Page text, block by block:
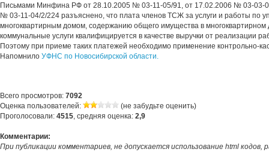
Письмами Минфина РФ от 28.10.2005 № 03-11-05/91, от 17.02.2006 № 03-03-
№ 03-11-04/2/224 разъяснено, что плата членов ТСЖ за услуги и работы по
многоквартирным домом, содержанию общего имущества в многоквартирном
коммунальные услуги квалифицируется в качестве выручки от реализации
Поэтому при приеме таких платежей необходимо применение контрольно-
Напомнило УФНС по Новосибирской области.
Всего просмотров: 7092
Оценка пользователей:
(не забудьте оценить)
Проголосовали: 4515, средняя оценка: 2,9
Комментарии:
При публикации комментариев, не допускается использование html кодов,